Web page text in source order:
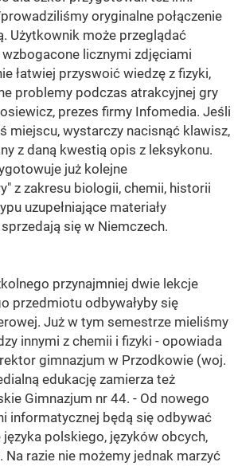
oryginalne połączenie
Użytkownik może przeglądać
wzbogacone licznymi zdjęciami
łatwiej przyswoić wiedzę z fizyki,
problemy podczas atrakcyjnej gry
prezes firmy Infomedia. Jeśli
miejscu, wystarczy nacisnąć klawisz,
z daną kwestią opis z leksykonu.
już kolejne
z zakresu biologii, chemii, historii
uzupełniające materiały
się w Niemczech.
przynajmniej dwie lekcje
przedmiotu odbywałyby się
Już w tym semestrze mieliśmy
innymi z chemii i fizyki - opowiada
gimnazjum w Przodkowie (woj.
edukację zamierza też
Gimnazjum nr 44. - Od nowego
informatycznej będą się odbywać
polskiego, języków obcych,
razie nie możemy jednak marzyć